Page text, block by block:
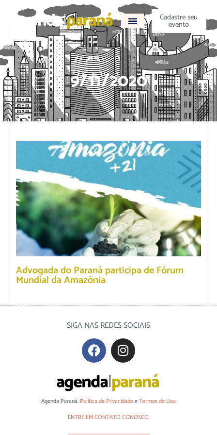
Cadastre seu
evento
9/11/2020
Advogada do Paraná participa de Fórum
Mundial da Amazônia
SIGA NAS REDES SOCIAIS
Agenda Paraná. Política de PrivacidadeeTermos de Uso.
ENTRE EM CONTATO CONOSCO.